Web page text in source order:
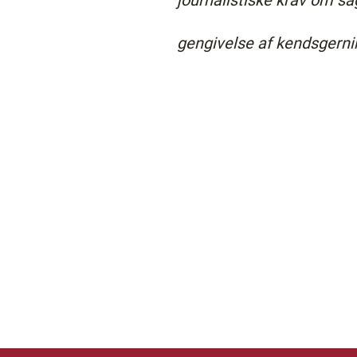
gengivelse af